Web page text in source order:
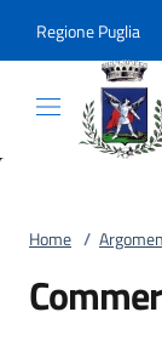
Regione Puglia
Home /